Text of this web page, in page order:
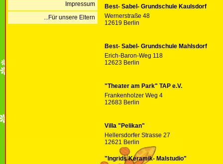
Impressum
...Für unsere Eltern
Best- Sabel- Grundschule Kaulsdorf
Wernerstraße 48
12619 Berlin
Best- Sabel- Grundschule Mahlsdorf
Erich-Baron-Weg 118
12623 Berlin
"Theater am Park" TAP e.V.
Frankenholzer Weg 4
12683 Berlin
Villa "Pelikan"
Hellersdorfer Strasse 27
12621 Berlin
"Ingrids Keramik- Malstudio"